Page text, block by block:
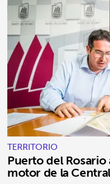
TERRITORIO
Puerto del
motor de la